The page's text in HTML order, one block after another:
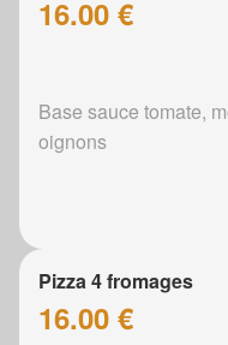
16.00 €
Base sauce tomate,
oignons
Pizza 4 fromages
16.00 €